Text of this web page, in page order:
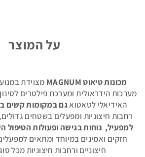
חומרי
ניקוי
תעשייתיים
על המוצר
מכונות טיאוט MAGNUM
האידיאלי לטאטואגם במקומות קשים
רחבות חיצוניות ומפעלים בשטחים גדולים,
למפעיל, נוחות בגישה ופעולות הטיפול
חזקים ואמינים במיוחד ומתאים
חיצוניים ורחבות חיצוניות מכל